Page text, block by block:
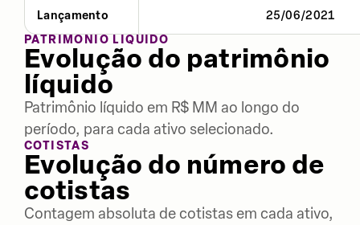
Lançamento
25/06/2021
PATRIMÔNIO LÍQUIDO
Evolução do patrimônio
líquido
Patrimônio líquido em R$ MM ao longo do
período, para cada ativo selecionado.
COTISTAS
Evolução do número de
cotistas
Contagem absoluta de cotistas em cada ativo,